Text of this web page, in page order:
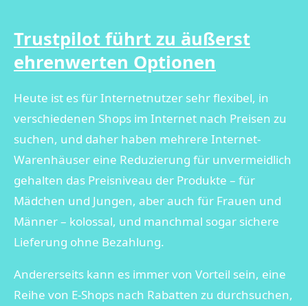
Trustpilot führt zu äußerst
ehrenwerten Optionen
Heute ist es für Internetnutzer sehr flexibel, in
verschiedenen Shops im Internet nach Preisen zu
suchen, und daher haben mehrere Internet-
Warenhäuser eine Reduzierung für unvermeidlich
gehalten das Preisniveau der Produkte – für
Mädchen und Jungen, aber auch für Frauen und
Männer – kolossal, und manchmal sogar sichere
Lieferung ohne Bezahlung.
Andererseits kann es immer von Vorteil sein, eine
Reihe von E-Shops nach Rabatten zu durchsuchen,